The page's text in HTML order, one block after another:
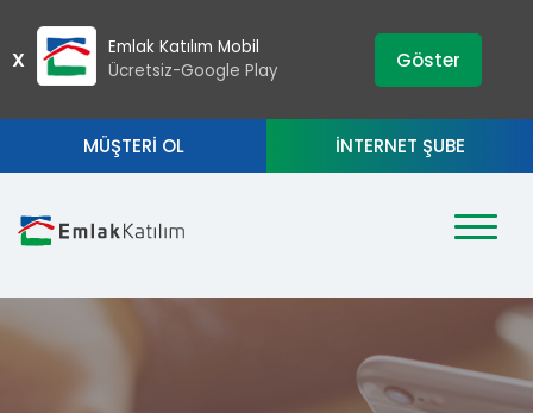
X
Emlak Katılım Mobil
Ücretsiz-Google Play
Göster
İNTERNET ŞUBE
MÜŞTERİ OL